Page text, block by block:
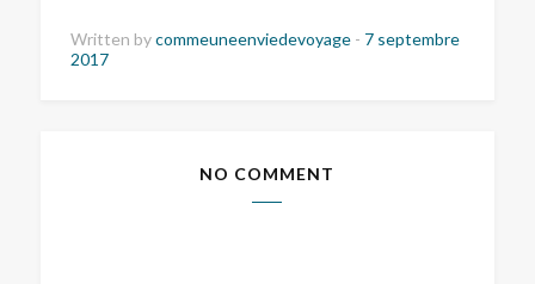
Written bycommeuneenviedevoyage - 7 septembre
2017
NO COMMENT